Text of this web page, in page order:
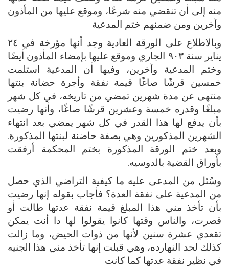
منه إلى أن تنقضي منه شرعًا، وموقع عليها من المأذون
وآخرين ومن ضمنهم ختم المدعية.
وبالاطلاع على الورقة العادية وجد أنها مؤرخة في ٢٤
يناير سنة ٩٠٣ الجاري وموقع عليها بإمضاء المأذون أيضًا
وختم المدعية وآخرين، وفيها أن المدعية استلمت
خمسين قرشًا صاغًا قيمة نفقة وأجرة حضانة بنتها
منتهى عن مدة شهرين تمضي من تاريخه، في كل شهر
مبلغًا وقدره خمسة وعشرين قرشًا صاغًا، وأنها رضيت
بأن يدفع لها هذا القدر في كل شهر يمضي بعد انتهاء
الشهرين المذكورين وهي بصفة حاضنة لبنتها المذكورة.
وبعد ختم الورقة المذكورة بختم المحكمة أرفقت
بأوراق القضية بالدوسيه.
وسُئل من المدعى عليه ما كيفية التراضي الذي حصل
من المدعية على نفقة العدة؟ فأجاب بقوله إنها رضيت
بأن تأخذ مني هذا المبلغ قيمة نفقة عدتها طالت أو
قصرت، والناس وقتها كانوا يقولوا لها دا أنت يمكن
تقعدي عشرة سنين لأنها من ذوات الحيض، وما زالت
كذلك لحد النهارده، وهي قبلت إنها تأخذ مني هذا الجنيه
في نظير نفقة عدتها كما كانت.